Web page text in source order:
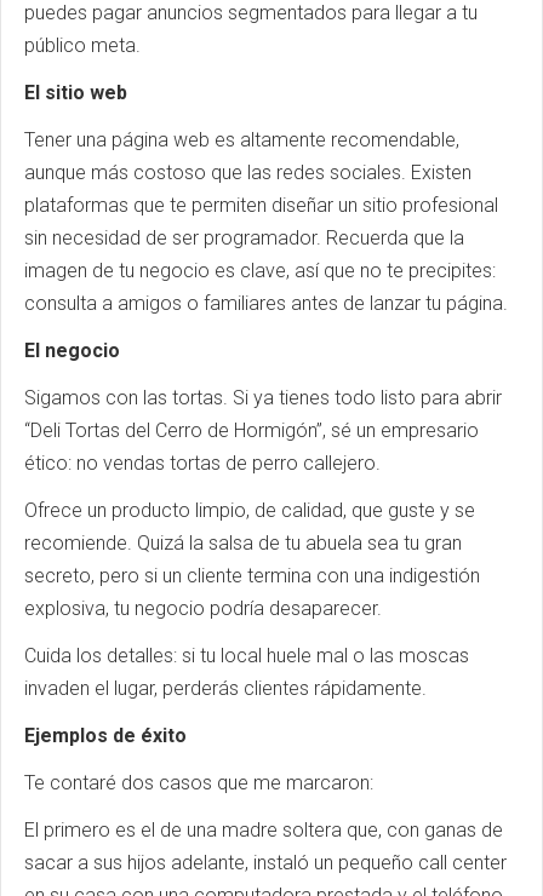
puedes pagar anuncios segmentados para llegar a tu
público meta.
El sitio web
Tener una página web es altamente recomendable,
aunque más costoso que las redes sociales. Existen
plataformas que te permiten diseñar un sitio profesional
sin necesidad de ser programador. Recuerda que la
imagen de tu negocio es clave, así que no te precipites:
consulta a amigos o familiares antes de lanzar tu página.
El negocio
Sigamos con las tortas. Si ya tienes todo listo para abrir
“Deli Tortas del Cerro de Hormigón”, sé un empresario
ético: no vendas tortas de perro callejero.
Ofrece un producto limpio, de calidad, que guste y se
recomiende. Quizá la salsa de tu abuela sea tu gran
secreto, pero si un cliente termina con una indigestión
explosiva, tu negocio podría desaparecer.
Cuida los detalles: si tu local huele mal o las moscas
invaden el lugar, perderás clientes rápidamente.
Ejemplos de éxito
Te contaré dos casos que me marcaron:
El primero es el de una madre soltera que, con ganas de
sacar a sus hijos adelante, instaló un pequeño call center